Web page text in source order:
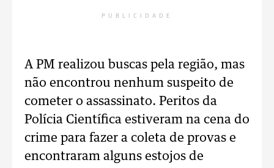
PUBLICIDADE
A PM realizou buscas pela região, mas
não encontrou nenhum suspeito de
cometer o assassinato. Peritos da
Polícia Científica estiveram na cena do
crime para fazer a coleta de provas e
encontraram alguns estojos de